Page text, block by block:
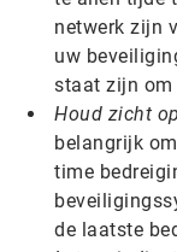
netwerk zijn
uw
staat zijn om
Houd zicht
belangrijk
time
de laatste